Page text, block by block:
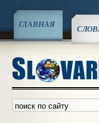
ГЛАВНАЯ